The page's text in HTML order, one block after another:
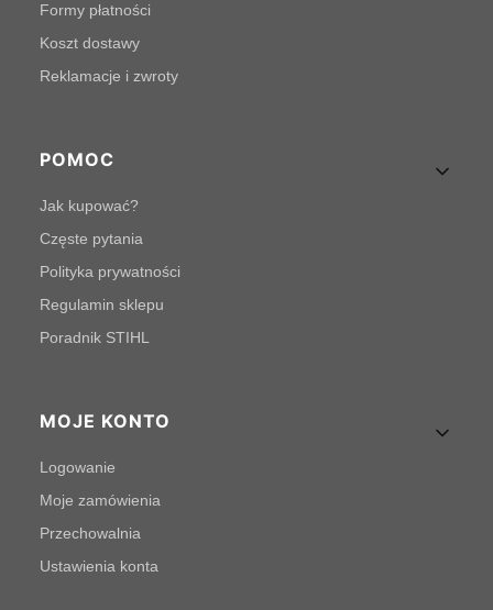
Formy płatności
Koszt dostawy
Reklamacje i zwroty
POMOC
Jak kupować?
Częste pytania
Polityka prywatności
Regulamin sklepu
Poradnik STIHL
MOJE KONTO
Logowanie
Moje zamówienia
Przechowalnia
Ustawienia konta